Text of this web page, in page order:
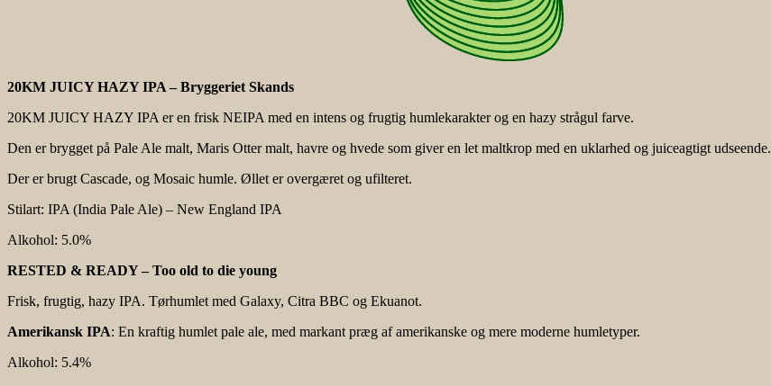
20KM JUICY HAZY IPA – Bryggeriet Skands
20KM JUICY HAZY IPA er en frisk NEIPA med en intens og frugtig humlekarakter og en hazy strågul farve.
Den er brygget på Pale Ale malt, Maris Otter malt, havre og hvede som giver en let maltkrop med en uklarhed og juiceagtigt udseende.
Der er brugt Cascade, og Mosaic humle. Øllet er overgæret og ufilteret.
Stilart: IPA (India Pale Ale) – New England IPA
Alkohol: 5.0%
RESTED & READY – Too old to die young
Frisk, frugtig, hazy IPA. Tørhumlet med Galaxy, Citra BBC og Ekuanot.
Amerikansk IPA: En kraftig humlet pale ale, med markant præg af amerikanske og mere moderne humletyper.
Alkohol: 5.4%